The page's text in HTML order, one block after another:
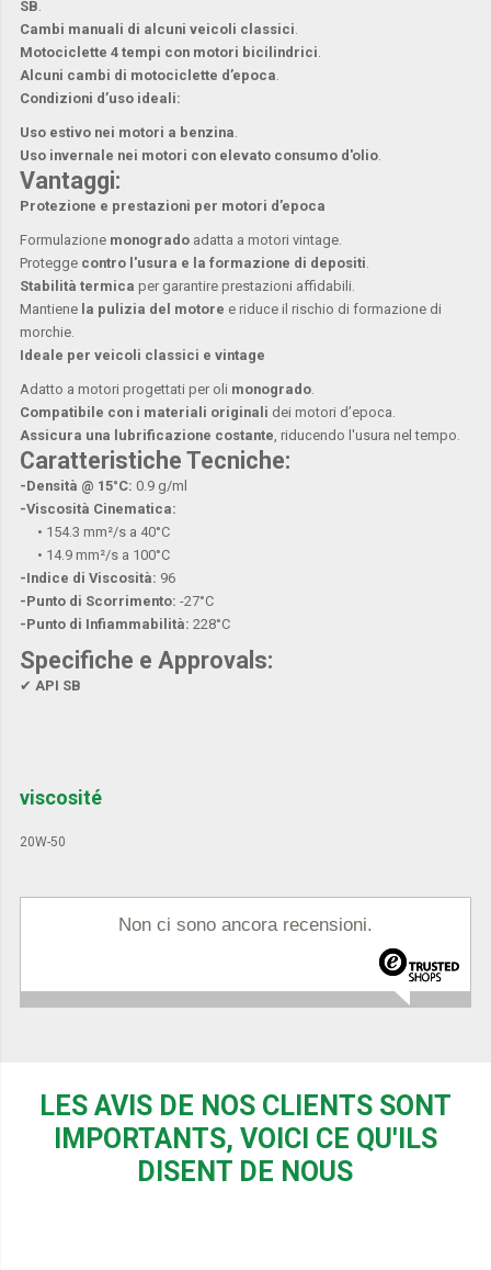
SB.
Cambi manuali di alcuni veicoli classici.
Motociclette 4 tempi con motori bicilindrici.
Alcuni cambi di motociclette d’epoca.
Condizioni d’uso ideali:
Uso estivo nei motori a benzina.
Uso invernale nei motori con elevato consumo d'olio.
Vantaggi:
Protezione e prestazioni per motori d’epoca
Formulazione monogrado adatta a motori vintage.
Protegge contro l'usura e la formazione di depositi.
Stabilità termica per garantire prestazioni affidabili.
Mantiene la pulizia del motore e riduce il rischio di formazione di
morchie.
Ideale per veicoli classici e vintage
Adatto a motori progettati per oli monogrado.
Compatibile con i materiali originali dei motori d’epoca.
Assicura una lubrificazione costante, riducendo l'usura nel tempo.
Caratteristiche Tecniche:
-Densità @ 15°C: 0.9 g/ml
-Viscosità Cinematica:
• 154.3 mm²/s a 40°C
• 14.9 mm²/s a 100°C
-Indice di Viscosità: 96
-Punto di Scorrimento: -27°C
-Punto di Infiammabilità: 228°C
Specifiche e Approvals:
✔API SB
viscosité
20W-50
Non ci sono ancora recensioni.
LES AVIS DE NOS CLIENTS SONT
IMPORTANTS, VOICI CE QU'ILS
DISENT DE NOUS